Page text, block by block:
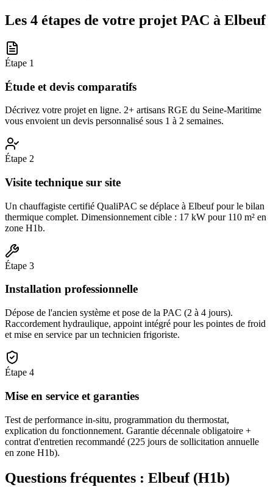
Les 4 étapes de votre projet PAC à Elbeuf
Étape 1
Étude et devis comparatifs
Décrivez votre projet en ligne. 2+ artisans RGE du Seine-Maritime
vous envoient un devis personnalisé sous 1 à 2 semaines.
Étape 2
Visite technique sur site
Un chauffagiste certifié QualiPAC se déplace à Elbeuf pour le bilan
thermique complet. Dimensionnement cible : 17 kW pour 110 m² en
zone H1b.
Étape 3
Installation professionnelle
Dépose de l'ancien système et pose de la PAC (2 à 4 jours).
Raccordement hydraulique, appoint intégré pour les pointes de froid
et mise en service par un technicien frigoriste.
Étape 4
Mise en service et garanties
Test de performance in-situ, programmation du thermostat,
explication du fonctionnement. Garantie décennale obligatoire +
contrat d'entretien recommandé (225 jours de sollicitation annuelle
en zone H1b).
Questions fréquentes : Elbeuf(H1b)